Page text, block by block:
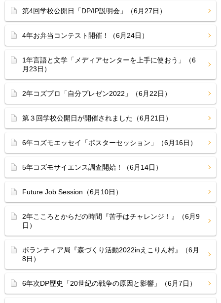
第4回学校公開日「DP/IP説明会」（6月27日）
4年お弁当コンテスト開催！（6月24日）
1年言語と文学「メディアセンターを上手に使おう」（6
月23日）
2年コズプロ「自分プレゼン2022」（6月22日）
第３回学校公開日が開催されました（6月21日）
6年コズモエッセイ「ポスターセッション」（6月16日）
5年コズモサイエンス調査開始！（6月14日）
Future Job Session（6月10日）
2年こころとからだの時間『苦手はチャレンジ！』（6月9
日）
ボランティア局『森づくり活動2022inえこりん村』（6月
8日）
6年次DP歴史「20世紀の戦争の原因と影響」（6月7日）